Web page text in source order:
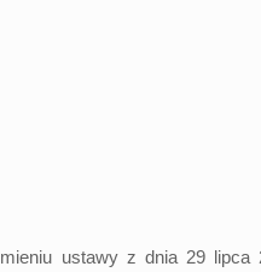
ustawy z dnia 29